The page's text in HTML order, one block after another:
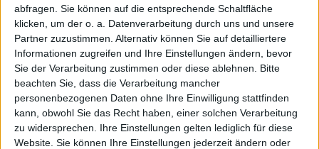
abfragen. Sie können auf die entsprechende Schaltfläche
klicken, um der o. a. Datenverarbeitung durch uns und unsere
Partner zuzustimmen. Alternativ können Sie auf detailliertere
Informationen zugreifen und Ihre Einstellungen ändern, bevor
Sie der Verarbeitung zustimmen oder diese ablehnen.
Bitte
beachten Sie, dass die Verarbeitung mancher
personenbezogenen Daten ohne Ihre Einwilligung stattfinden
kann, obwohl Sie das Recht haben, einer solchen Verarbeitung
zu widersprechen. Ihre Einstellungen gelten lediglich für diese
Website. Sie können Ihre Einstellungen jederzeit ändern oder